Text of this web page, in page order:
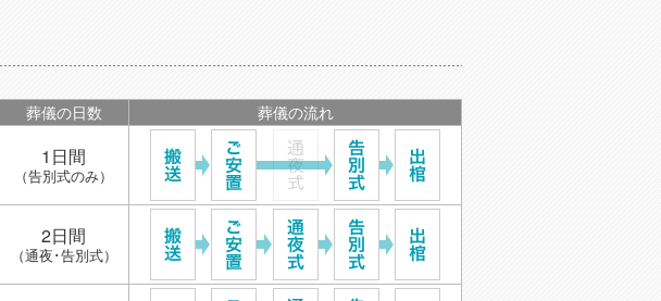
葬儀の日数 葬儀の流れ
1日間
（告別式のみ）
2日間
（通夜･告別式）